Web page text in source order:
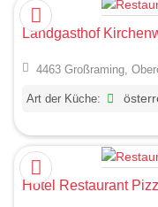
Landgasthof
4463 Großraming,
Art der Küche:
Hotel Restaurant